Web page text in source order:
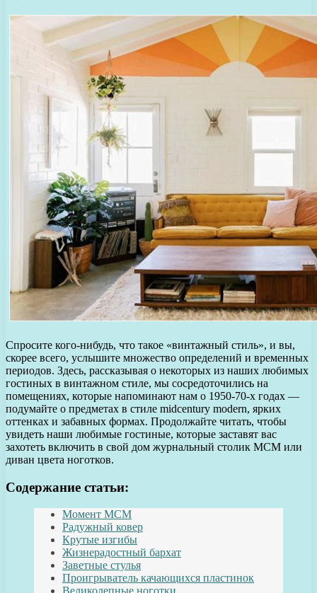
Спросите кого-нибудь, что такое «винтажный стиль», и вы,
скорее всего, услышите множество определений и временных
периодов. Здесь, рассказывая о некоторых из наших любимых
гостиных в винтажном стиле, мы сосредоточились на
помещениях, которые напоминают нам о 1950-70-х годах —
подумайте о предметах в стиле midcentury modern, ярких
оттенках и забавных формах. Продолжайте читать, чтобы
увидеть наши любимые гостиные, которые заставят вас
захотеть включить в свой дом журнальный столик MCM или
диван цвета ноготков.
Содержание статьи:
Момент MCM
Радужный ковер
Крутые изгибы
Жизнерадостный бархат
Заветные стулья
Проигрыватель качающихся пластинок